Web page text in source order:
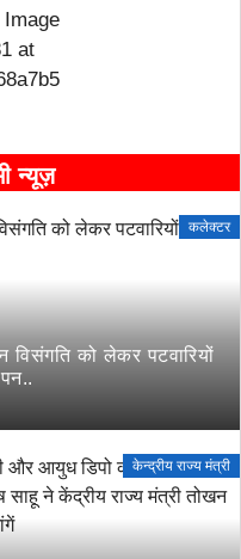
न्यूज़
कलेक्टर
को लेकर पटवारियों
केन्द्रीय राज्य मंत्री